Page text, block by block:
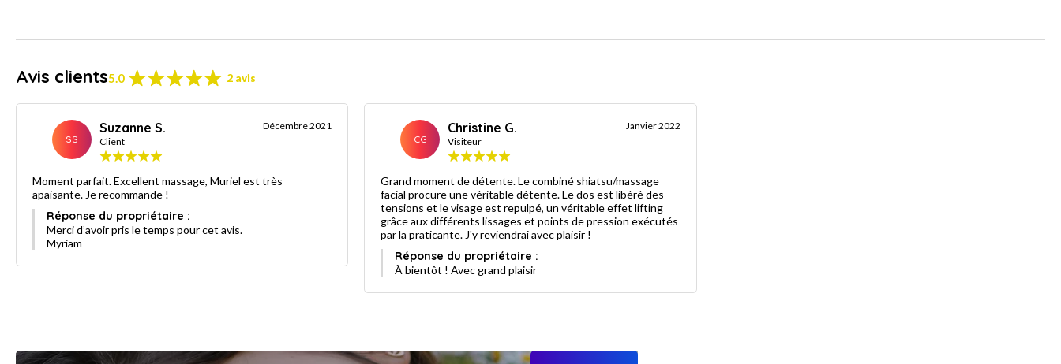
Avis clients5.0 2 avis
SS
Suzanne S.
Client
Décembre 2021
Moment parfait. Excellent massage, Muriel est très
apaisante. Je recommande !
Réponse du propriétaire :
Merci d’avoir pris le temps pour cet avis.
Myriam
CG
Christine G.
Visiteur
Janvier 2022
Grand moment de détente. Le combiné shiatsu/massage
facial procure une véritable détente. Le dos est libéré des
tensions et le visage est repulpé, un véritable effet lifting
grâce aux différents lissages et points de pression exécutés
par la praticante. J'y reviendrai avec plaisir !
Réponse du propriétaire :
À bientôt ! Avec grand plaisir